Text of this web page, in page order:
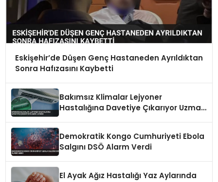
Eskişehir’de Düşen Genç Hastaneden Ayrıldıktan
Sonra Hafızasını Kaybetti
Bakımsız Klimalar Lejyoner
Hastalığına Davetiye Çıkarıyor Uzman
Demokratik Kongo Cumhuriyeti Ebola
Salgını DSÖ Alarm Verdi
El Ayak Ağız Hastalığı Yaz Aylarında